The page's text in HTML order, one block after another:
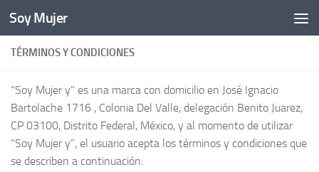
Bajo el contenido
Soy Mujer
TÉRMINOS Y CONDICIONES
“Soy Mujer y” es una marca con domicilio en José Ignacio
Bartolache 1716 , Colonia Del Valle, delegación Benito Juarez,
CP 03100, Distrito Federal, México, y al momento de utilizar
“Soy Mujer y”, el usuario acepta los términos y condiciones que
se describen a continuación: